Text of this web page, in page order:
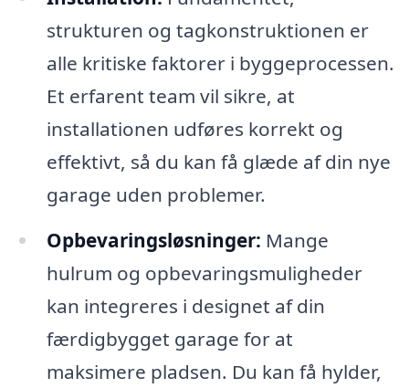
strukturen og tagkonstruktionen er
alle kritiske faktorer i byggeprocessen.
Et erfarent team vil sikre, at
installationen udføres korrekt og
effektivt, så du kan få glæde af din nye
garage uden problemer.
Opbevaringsløsninger: Mange
hulrum og opbevaringsmuligheder
kan integreres i designet af din
færdigbygget garage for at
maksimere pladsen. Du kan få hylder,